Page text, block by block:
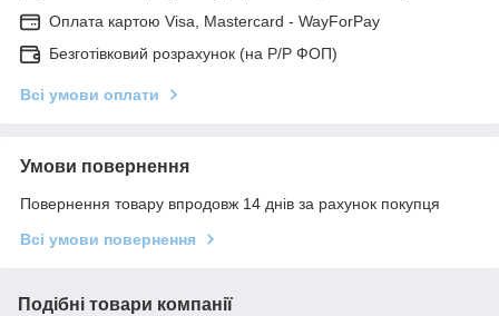
Оплата картою Visa, Mastercard - WayForPay
Безготівковий розрахунок (на Р/Р ФОП)
Всі умови оплати
Умови повернення
Повернення товару впродовж 14 днів за рахунок покупця
Всі умови повернення
Подібні товари компанії